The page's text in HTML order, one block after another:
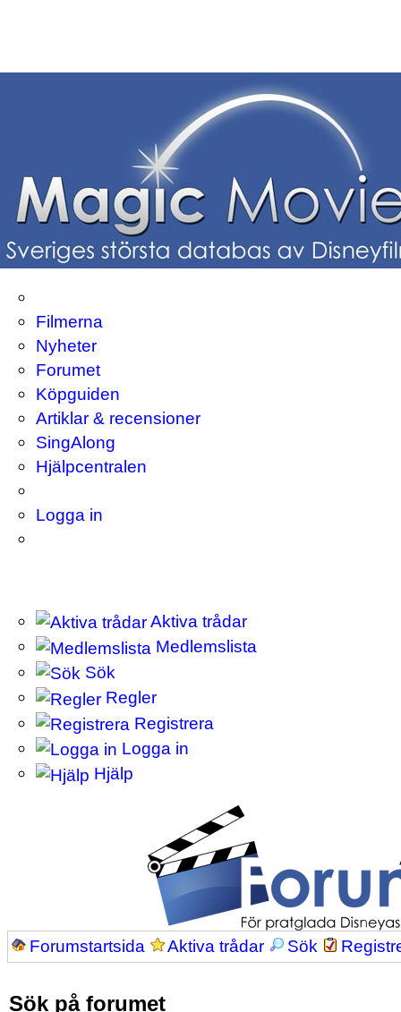
Filmerna
Nyheter
Forumet
Köpguiden
Artiklar & recensioner
SingAlong
Hjälpcentralen
Logga in
Aktiva trådar
Medlemslista
Sök
Regler
Registrera
Logga in
Hjälp
Forumstartsida Aktiva trådar Sök
Sök på forumet